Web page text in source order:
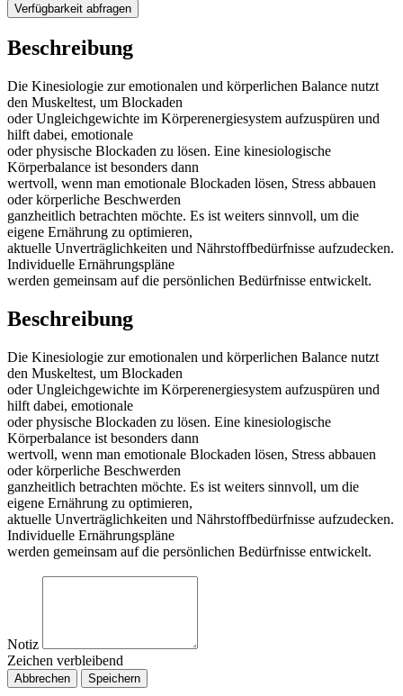
Verfügbarkeit abfragen
Beschreibung
Die Kinesiologie zur emotionalen und körperlichen Balance nutzt
den Muskeltest, um Blockaden
oder Ungleichgewichte im Körperenergiesystem aufzuspüren und
hilft dabei, emotionale
oder physische Blockaden zu lösen. Eine kinesiologische
Körperbalance ist besonders dann
wertvoll, wenn man emotionale Blockaden lösen, Stress abbauen
oder körperliche Beschwerden
ganzheitlich betrachten möchte. Es ist weiters sinnvoll, um die
eigene Ernährung zu optimieren,
aktuelle Unverträglichkeiten und Nährstoffbedürfnisse aufzudecken.
Individuelle Ernährungspläne
werden gemeinsam auf die persönlichen Bedürfnisse entwickelt.
Beschreibung
Die Kinesiologie zur emotionalen und körperlichen Balance nutzt
den Muskeltest, um Blockaden
oder Ungleichgewichte im Körperenergiesystem aufzuspüren und
hilft dabei, emotionale
oder physische Blockaden zu lösen. Eine kinesiologische
Körperbalance ist besonders dann
wertvoll, wenn man emotionale Blockaden lösen, Stress abbauen
oder körperliche Beschwerden
ganzheitlich betrachten möchte. Es ist weiters sinnvoll, um die
eigene Ernährung zu optimieren,
aktuelle Unverträglichkeiten und Nährstoffbedürfnisse aufzudecken.
Individuelle Ernährungspläne
werden gemeinsam auf die persönlichen Bedürfnisse entwickelt.
Notiz
Zeichen verbleibend
Abbrechen Speichern